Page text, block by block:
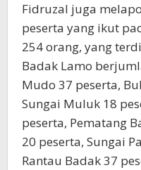
Fidruzal juga
peserta yang ikut
254 orang, yang
Badak Lamo
Mudo 37 peserta,
Sungai Muluk 18
peserta, Pematang
20 peserta, Sungai
Rantau Badak 37